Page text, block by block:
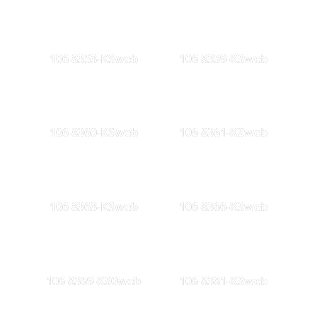
106 8353-KSweb 106 8359-KSweb
106 8360-KSweb 106 8361-KSweb
106 8363-KSweb 106 8366-KSweb
106 8369-KS0web 106 8381-KSweb